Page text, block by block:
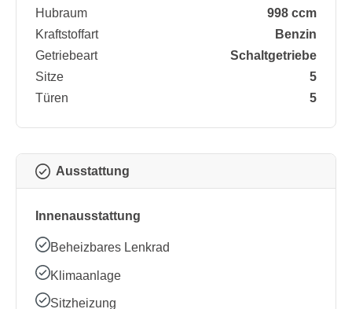
Hubraum
998 ccm
Kraftstoffart
Benzin
Getriebeart
Schaltgetriebe
Sitze
5
Türen
5
Ausstattung
Innenausstattung
Beheizbares Lenkrad
Klimaanlage
Sitzheizung